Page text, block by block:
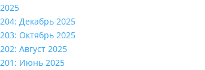
2025
204: Декабрь 2025
203: Октябрь 2025
202: Август 2025
201: Июнь 2025